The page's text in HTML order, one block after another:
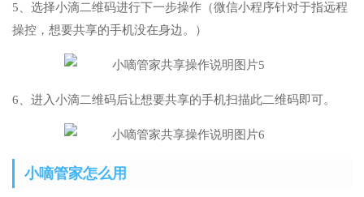
5、选择小滴二维码进行下一步操作（微信小程序针对于指远程
操控，想要共享的手机没在身边。）
6、进入小滴二维码后让想要共享的手机扫描此二维码即可。
小嘀管家怎么用